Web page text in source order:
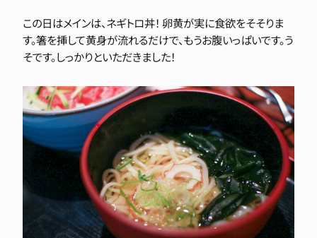
この日はメインは、ネギトロ丼！ 卵黄が実に食欲をそそりま
す。箸を挿して黄身が流れるだけで、もうお腹いっぱいです。う
そです。しっかりといただきました！